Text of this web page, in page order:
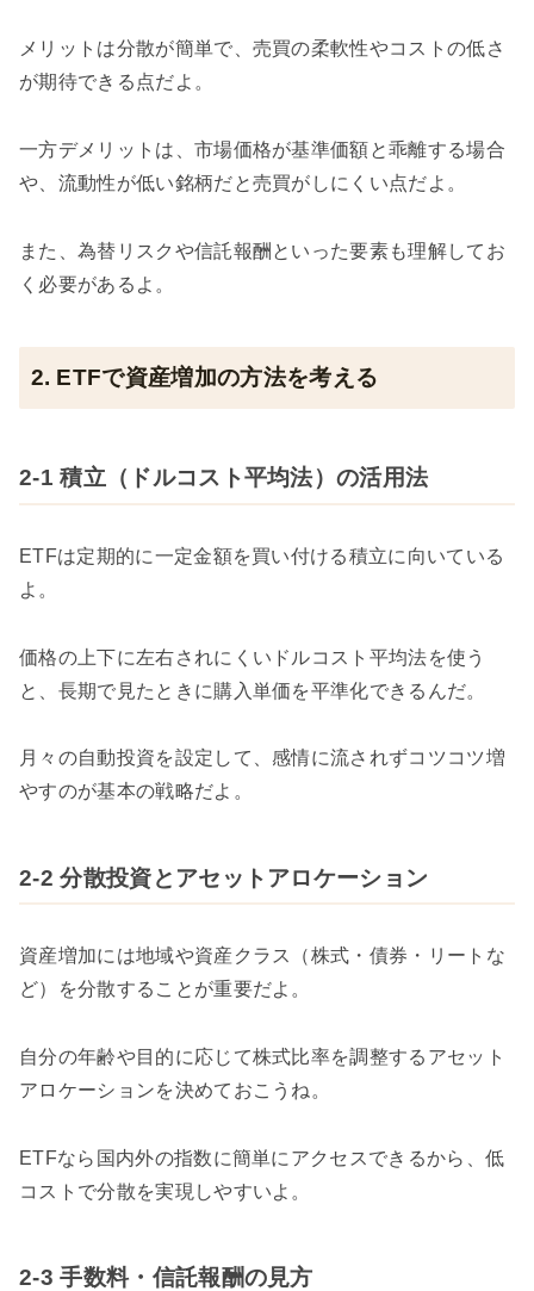
メリットは分散が簡単で、売買の柔軟性やコストの低さ
が期待できる点だよ。
一方デメリットは、市場価格が基準価額と乖離する場合
や、流動性が低い銘柄だと売買がしにくい点だよ。
また、為替リスクや信託報酬といった要素も理解してお
く必要があるよ。
2. ETFで資産増加の方法を考える
2-1 積立（ドルコスト平均法）の活用法
ETFは定期的に一定金額を買い付ける積立に向いている
よ。
価格の上下に左右されにくいドルコスト平均法を使う
と、長期で見たときに購入単価を平準化できるんだ。
月々の自動投資を設定して、感情に流されずコツコツ増
やすのが基本の戦略だよ。
2-2 分散投資とアセットアロケーション
資産増加には地域や資産クラス（株式・債券・リートな
ど）を分散することが重要だよ。
自分の年齢や目的に応じて株式比率を調整するアセット
アロケーションを決めておこうね。
ETFなら国内外の指数に簡単にアクセスできるから、低
コストで分散を実現しやすいよ。
2-3 手数料・信託報酬の見方